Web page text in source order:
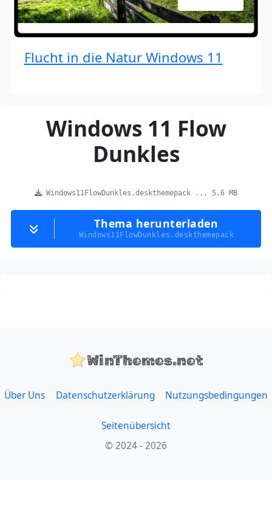
Flucht in die Natur Windows 11
Windows 11 Flow
Dunkles
Windows11FlowDunkles.deskthemepack ... 5.6 MB
Thema herunterladen
Windows11FlowDunkles.deskthemepack
WinThemes.net
Über Uns Datenschutzerklärung Nutzungsbedingungen
Seitenübersicht
© 2024 - 2026